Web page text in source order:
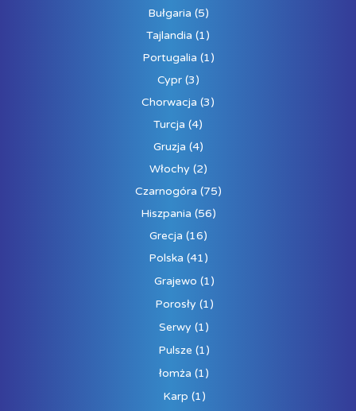
Bułgaria (5)
Tajlandia (1)
Portugalia (1)
Cypr(3)
Chorwacja (3)
Turcja (4)
Gruzja (4)
Włochy (2)
Czarnogóra (75)
Hiszpania (56)
Grecja (16)
Polska (41)
Grajewo (1)
Porosły (1)
Serwy (1)
Pulsze (1)
łomża (1)
Karp (1)